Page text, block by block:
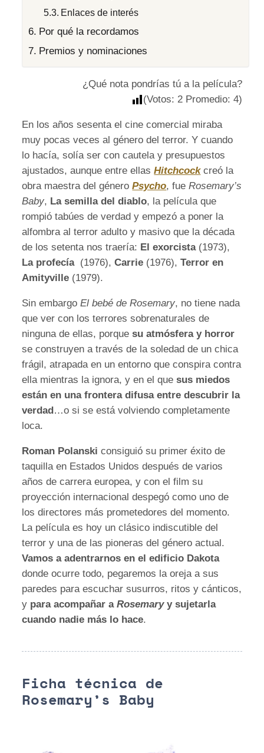
Enlaces de interés
Por qué la recordamos
Premios y nominaciones
¿Qué nota pondrías tú a la película?
(Votos: 2Promedio: 4)
En los años sesenta el cine comercial miraba
muy pocas veces al género del terror. Y cuando
lo hacía, solía ser con cautela y presupuestos
ajustados, aunque entre ellasHitchcockcreó la
obra maestra del géneroPsycho, fueRosemary’s
Baby, La semilla del diablo, la película que
rompió tabúes de verdad y empezó a poner la
alfombra al terror adulto y masivo que la década
de los setenta nos traería: El exorcista (1973),
La profecía (1976),Carrie (1976),Terror en
Amityville (1979).
Sin embargoEl bebé de Rosemary, no tiene nada
que ver con los terrores sobrenaturales de
ninguna de ellas, porquesu atmósfera y horror
se construyen a través de la soledad de un chica
frágil, atrapada en un entorno que conspira contra
ella mientras la ignora, y en el quesus miedos
están en una frontera difusa entre descubrir la
verdad…o si se está volviendo completamente
loca.
Roman Polanski consiguió su primer éxito de
taquilla en Estados Unidos después de varios
años de carrera europea, y con el film su
proyección internacional despegó como uno de
los directores más prometedores del momento.
La película es hoy un clásico indiscutible del
terror y una de las pioneras del género actual.
Vamos a adentrarnos en el edificio Dakota
donde ocurre todo, pegaremos la oreja a sus
paredes para escuchar susurros, ritos y cánticos,
y para acompañar aRosemaryy sujetarla
cuando nadie más lo hace.
Ficha técnica de
Rosemary’s Baby